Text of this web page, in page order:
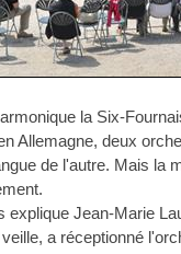
la Six-
Allemagne, deux
de l'autre. Mais la
explique Jean-Marie
a réceptionné